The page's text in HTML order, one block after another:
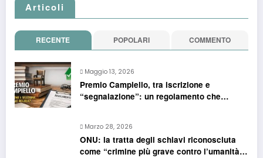
Articoli
RECENTE POPOLARI COMMENTO
Maggio 13, 2026
Premio Campiello, tra iscrizione e
“segnalazione”: un regolamento che
Marzo 28, 2026
ONU: la tratta degli schiavi riconosciuta
come “crimine più grave contro l’umanità”.